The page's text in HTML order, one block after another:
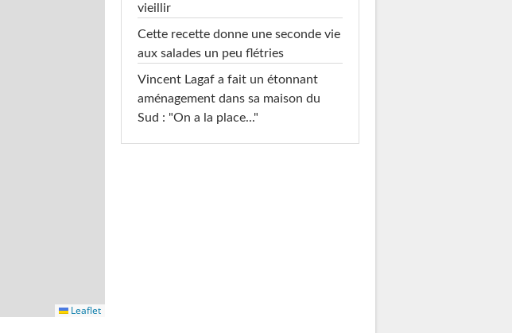
Leaflet
vieillir
Cette recette donne une seconde vie
aux salades un peu flétries
Vincent Lagaf a fait un étonnant
aménagement dans sa maison du
Sud : "On a la place..."